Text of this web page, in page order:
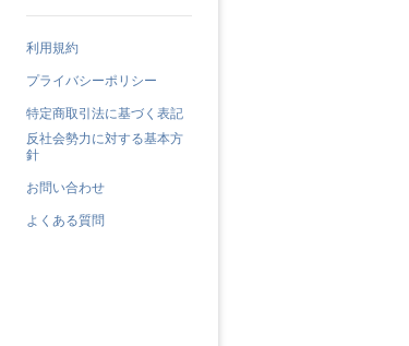
利用規約
プライバシーポリシー
特定商取引法に基づく表記
反社会勢力に対する基本方
針
お問い合わせ
よくある質問